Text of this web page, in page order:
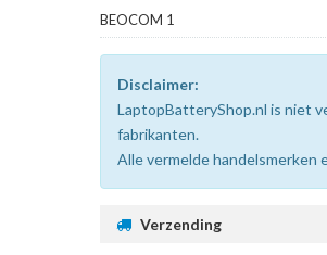
BEOCOM 1
Disclaimer:
LaptopBatteryShop.nl is niet
fabrikanten.
Alle vermelde
Verzending